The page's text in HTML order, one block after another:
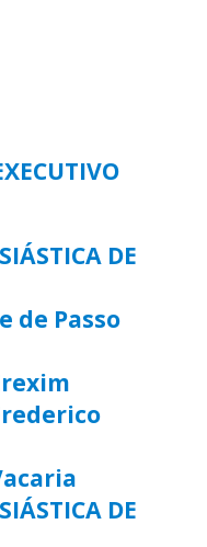
DE
de Passo
DE